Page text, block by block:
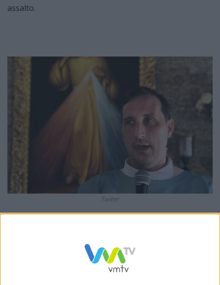
assalto.
Twiter
Segundo a rádio local Class 98.7 FM Notícias, a vítima
daquela localidade e “ao sair da casa paroquial, foi
intercetado pelos criminosos”.